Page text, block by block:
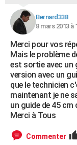
Bernard338
8 mars 2013 à
Merci pour vos
Mais le problème
est sortie avec un
version avec un
que le technicien
maintenant je ne
un guide de 45
Merci à Tous
Commenter